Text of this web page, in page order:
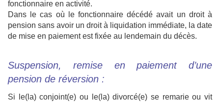
fonctionnaire en activité.
Dans le cas où le fonctionnaire décédé avait un droit à
pension sans avoir un droit à liquidation immédiate, la date
de mise en paiement est fixée au lendemain du décès.
Suspension, remise en paiement d’une
pension de réversion :
Si le(la) conjoint(e) ou le(la) divorcé(e) se remarie ou vit